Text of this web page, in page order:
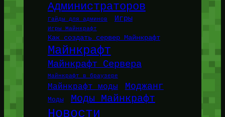
Администраторов
Гайды для админов Игры
Игры Майнкрафт
Как создать сервер Майнкрафт
Майнкрафт
Майнкрафт Сервера
Майнкрафт в браузере
Майнкрафт моды Моджанг
Моды Моды Майнкрафт
Новости